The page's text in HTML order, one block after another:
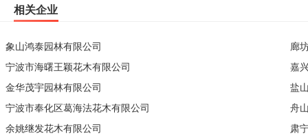
相关企业
象山鸿泰园林有限公司
宁波市海曙王颖花木有限公司
金华茂宇园林有限公司
宁波市奉化区葛海法花木有限公司
余姚继发花木有限公司
廊
嘉
盐
舟
肃